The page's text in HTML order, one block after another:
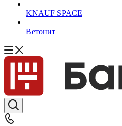
KNAUF SPACE
Ветонит